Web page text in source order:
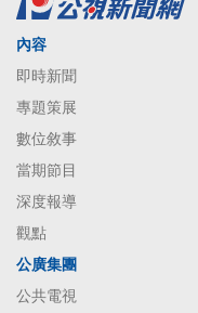
內容
即時新聞
專題策展
數位敘事
當期節目
深度報導
觀點
公廣集團
公共電視